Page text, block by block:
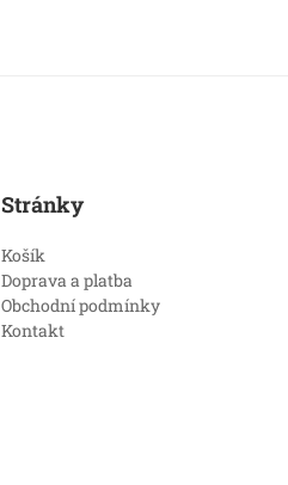
Stránky
Košík
Doprava a platba
Obchodní podmínky
Kontakt